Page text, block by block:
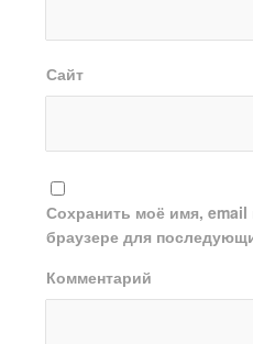
Сайт
Сохранить моё имя, email
браузере для
Комментарий